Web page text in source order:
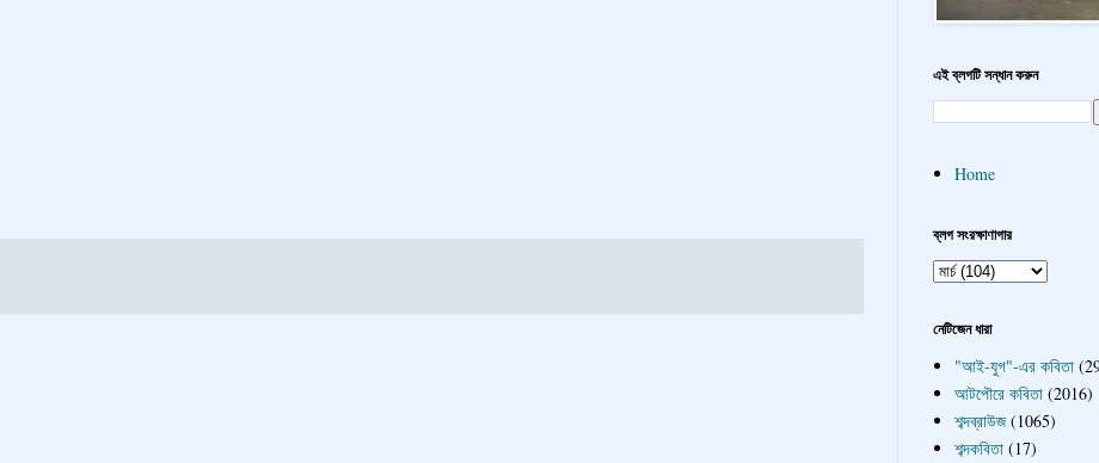
এই ব্লগটি সন্ধান করুন
Home
ব্লগ সংরক্ষাণাগার
নেটিজেন ধারা
"আই-যুগ"-এর কবিতা
আটপৌরে কবিতা (2016)
শব্দব্রাউজ (1065)
শব্দকবিতা (17)